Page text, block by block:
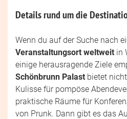
Details rund um die
Wenn du auf der Suche nach
Veranstaltungsort weltweit in
einige herausragende Ziele
Schönbrunn Palast bietet
Kulisse für pompöse
praktische Räume für
von Prunk. Dann gibt es das